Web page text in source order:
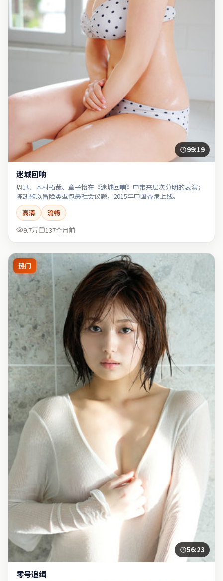
99:19
迷城回响
周迅、木村拓哉、章子怡在《迷城回响》中带来层次分明的表演；
陈凯歌以冒险类型包裹社会议题，2015年中国香港上线。
高清
流畅
9.7万
137个月前
热门
56:23
零号追缉